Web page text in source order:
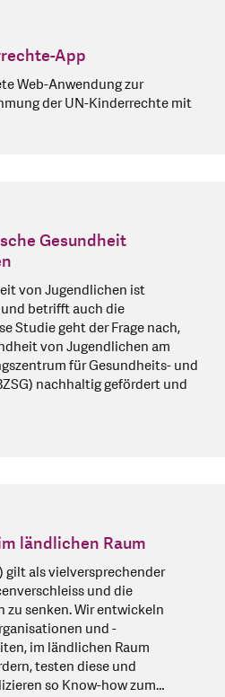
App
Web-Anwendung zur
der UN-Kinderrechte mit
Gesundheit
von Jugendlichen ist
betrifft auch die
Studie geht der Frage nach,
von Jugendlichen am
für Gesundheits- und
nachhaltig gefördert und
ländlichen Raum
gilt als vielversprechender
und die
zu senken. Wir entwickeln
und -
im ländlichen Raum
testen diese und
so Know-how zum…